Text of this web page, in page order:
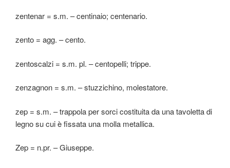
zentenar = s.m. – centinaio; centenario.
zento = agg. – cento.
zentoscalzi = s.m. pl. – centopelli; trippe.
zenzagnon = s.m. – stuzzichino, molestatore.
zep = s.m. – trappola per sorci costituita da una tavoletta di
legno su cui è fissata una molla metallica.
Zep = n.pr. – Giuseppe.